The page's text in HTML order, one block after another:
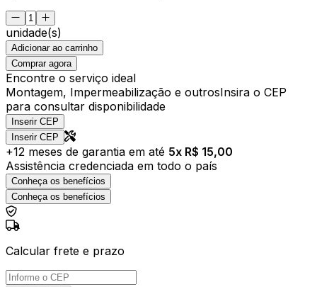
unidade(s)
Adicionar ao carrinho
Comprar agora
Encontre o serviço ideal
Montagem, Impermeabilização e outrosInsira o CEP
para consultar disponibilidade
Inserir CEP
Inserir CEP
+12 meses de garantia em até 5x R$ 15,00
Assistência credenciada em todo o país
Conheça os benefícios
Conheça os benefícios
Calcular frete e prazo